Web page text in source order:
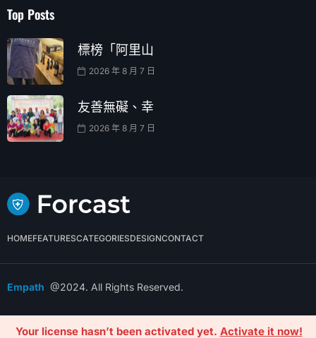
Top Posts
標榜「阿里山
2026 年 8 月 7 日
友善無礙、幸
2026 年 8 月 7 日
HOMEFEATURESCATEGORIESDESIGNCONTACT
Empath @2024. All Rights Reserved.
.CONTACT.BLOG.COMPLAIN.ADVERTISE
Your license hasn’t been activated yet. Activate it now!